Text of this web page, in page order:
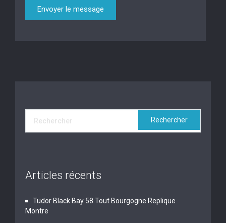
Articles récents
Tudor Black Bay 58 Tout Bourgogne Replique
Montre